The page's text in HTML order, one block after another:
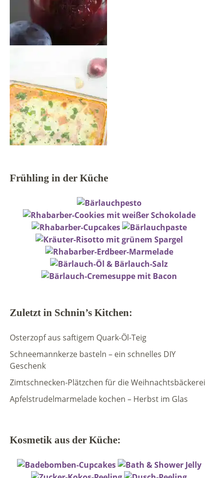
Frühling in der Küche
Zuletzt in Schnin’s Kitchen:
Osterzopf aus saftigem Quark-Öl-Teig
Schneemannkerze basteln – ein schnelles DIY
Geschenk
Zimtschnecken-Plätzchen für die Weihnachtsbäckerei
Apfelstrudelmarmelade kochen – Herbst im Glas
Kosmetik aus der Küche: